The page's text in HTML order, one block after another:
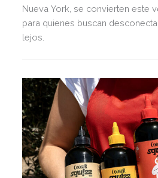
Nueva York, se convierten este
para quienes buscan
lejos.